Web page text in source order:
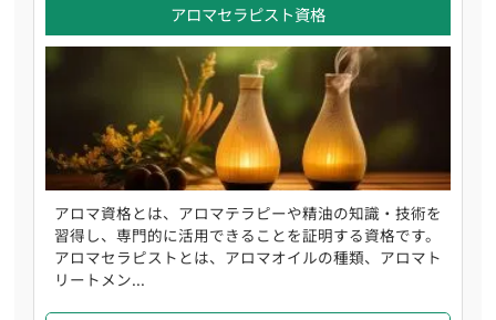
アロマセラピスト資格
アロマ資格とは、アロマテラピーや精油の知識・技術を
習得し、専門的に活用できることを証明する資格です。
アロマセラピストとは、アロマオイルの種類、アロマト
リートメン...